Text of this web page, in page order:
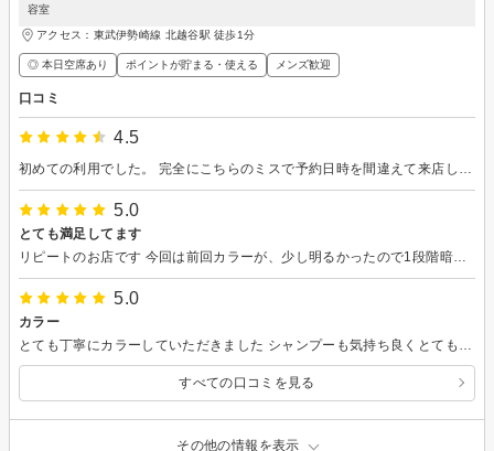
容室
アクセス：東武伊勢崎線 北越谷駅 徒歩1分
◎ 本日空席あり ポイントが貯まる・使える メンズ歓迎
口コミ
4.5
5.0
とても満足してます
リピートのお店です 今回は前回カラーが、少し明るかったので1段階暗くしてもらいとても満足しています カットも気にいっています 友達にカラーいい色だねと、言われ嬉しかったです
5.0
カラー
すべての口コミを見る
その他の情報を表示